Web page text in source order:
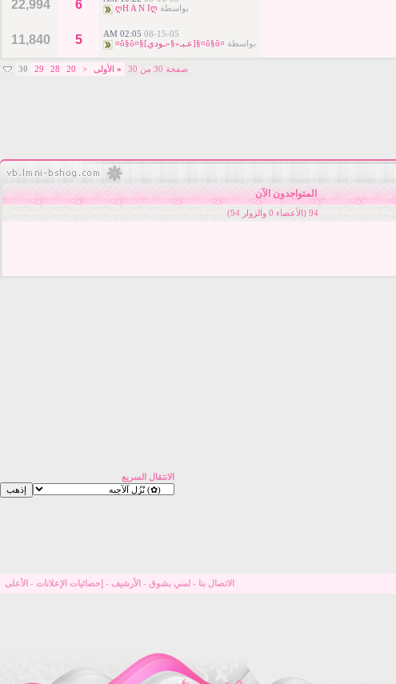
بواسطة ღH A N Iღ
6
22,994
08-15-05
02:05 AM
بواسطة ¤ô§ô¤§[عـبـ»§«ـودي]§¤ô§ô¤ 5
11,840
صفحة 30 من 30 « الأولى <
20
28
29
30
المتواجدون الآن
94 (الأعضاء 0 والزوار 94)
الانتقال السريع
الاتصال بنا - لمني بشوق - الأرشيف - إحصائيات الإعلانات - الأعلى